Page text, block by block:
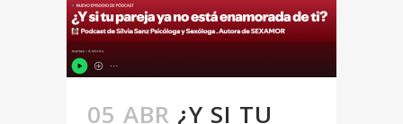
05 ABR ¿Y SI TU